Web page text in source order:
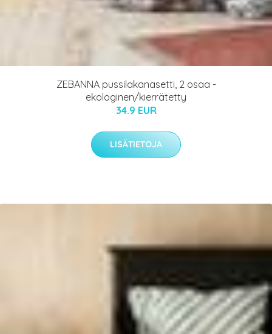
ZEBANNA pussilakanasetti, 2 osaa -
ekologinen/kierrätetty
34.9 EUR
LISÄTIETOJA